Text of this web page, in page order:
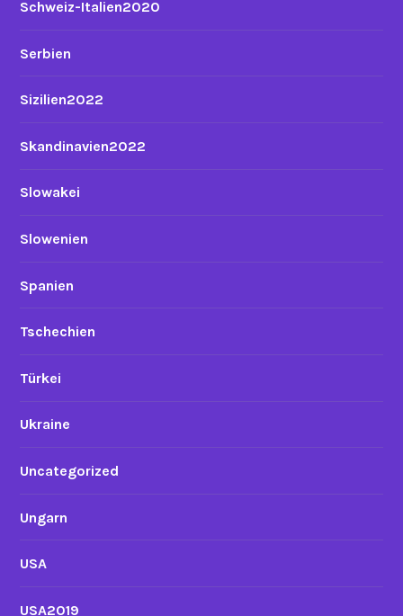
Schweiz-Italien2020
Serbien
Sizilien2022
Skandinavien2022
Slowakei
Slowenien
Spanien
Tschechien
Türkei
Ukraine
Uncategorized
Ungarn
USA
USA2019